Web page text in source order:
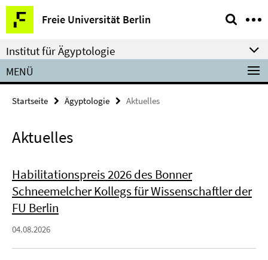
Springe
direkt
zu
Inhalt
Freie Universität Berlin
Service-
Navigation
Institut für Ägyptologie
MENÜ
Startseite Ägyptologie Aktuelles
Aktuelles
Habilitationspreis 2026 des Bonner
Schneemelcher Kollegs für Wissenschaftler der
FU Berlin
04.08.2026